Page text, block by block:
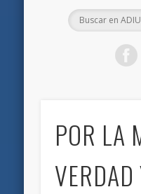
POR LA